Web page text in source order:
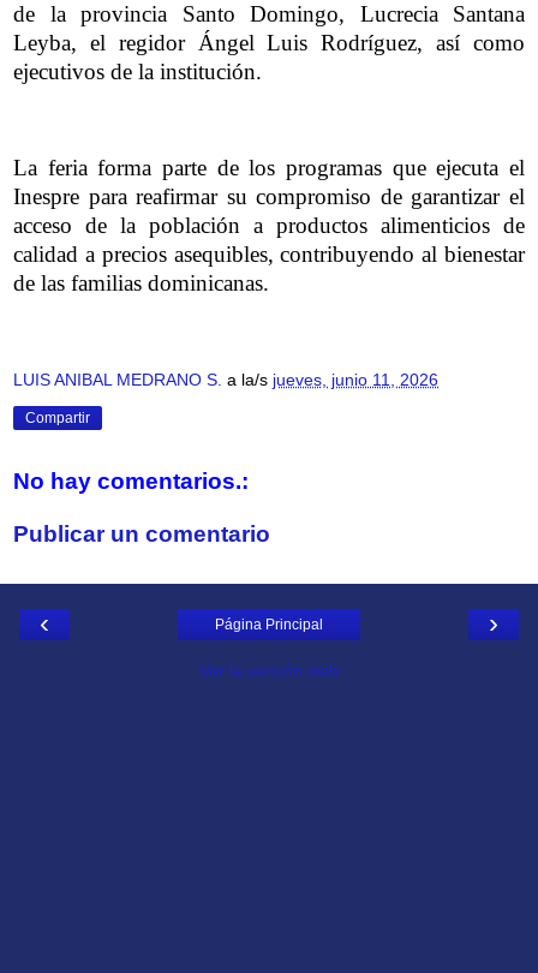
de la provincia Santo Domingo, Lucrecia Santana
Leyba, el regidor Ángel Luis Rodríguez, así como
ejecutivos de la institución.
La feria forma parte de los programas que ejecuta el
Inespre para reafirmar su compromiso de garantizar el
acceso de la población a productos alimenticios de
calidad a precios asequibles, contribuyendo al bienestar
de las familias dominicanas.
LUIS ANIBAL MEDRANO S. a la/s jueves, junio 11, 2026
Compartir
No hay comentarios.:
Publicar un comentario
‹ ›
Página Principal
Ver la versión web